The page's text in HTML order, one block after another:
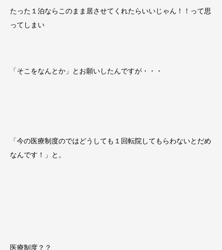
たった１泊ならこのまま居させてくれたらいいじゃん！！って思
ってしまい
「そこをなんとか」とお願いしたんですが・・・
「今の医療制度のではどうしても１回転院してもらわないとだめ
なんです！」と。
医療制度？？